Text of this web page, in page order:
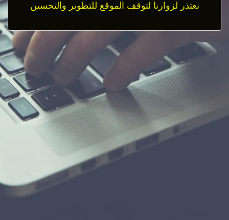
نعتذر لزوارنا لتوقف الموقع للتطوير والتحسين